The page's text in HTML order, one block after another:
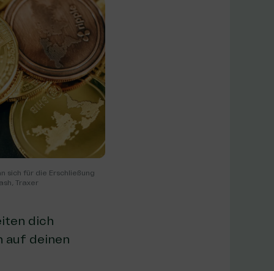
sich für die Erschließung
Traxer
dich
auf deinen